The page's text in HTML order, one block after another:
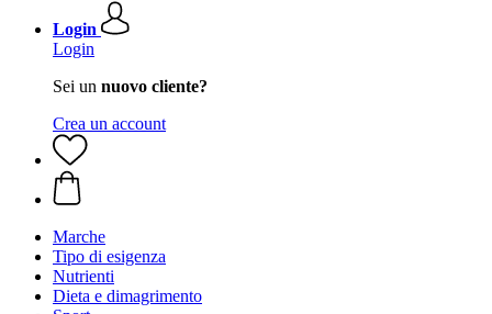
Login
Login
Sei un nuovo cliente?
Crea un account
Marche
Tipo di esigenza
Nutrienti
Dieta e dimagrimento